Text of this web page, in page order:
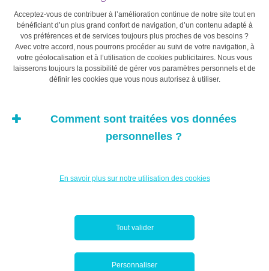
également lui faire regretter davantage les chemins qu’il
n’a pas pris, ou, dans les cas extrêmes, créer un
sentiment de paralysie.
Les enfants peuvent même s’habituer aux signes
extérieurs de richesse, un phénomène connu sous le
la plupart des gens ont un niveau de bonheur de base et
reviennent finalement à ce niveau après des
susceptible de les rendre réellement plus heureux, et
Séparation et isolement
Acceptez-vous de contribuer à l’amélioration continue de notre site tout en
bénéficiant d’un plus grand confort de navigation, d’un contenu adapté à
vos préférences et de services toujours plus proches de vos besoins ?
Avec votre accord, nous pourrons procéder au suivi de votre navigation, à
votre géolocalisation et à l’utilisation de cookies publicitaires. Nous vous
laisserons toujours la possibilité de gérer vos paramètres personnels et de
définir les cookies que vous nous autorisez à utiliser.
Comment sont traitées vos données
personnelles ?
En savoir plus sur notre utilisation des cookies
Tout valider
Personnaliser